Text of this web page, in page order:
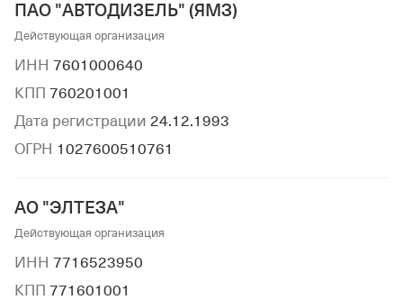
ПАО "АВТОДИЗЕЛЬ" (ЯМЗ)
Действующая организация
ИНН 7601000640
КПП 760201001
Дата регистрации 24.12.1993
ОГРН 1027600510761
АО "ЭЛТЕЗА"
Действующая организация
ИНН 7716523950
КПП 771601001